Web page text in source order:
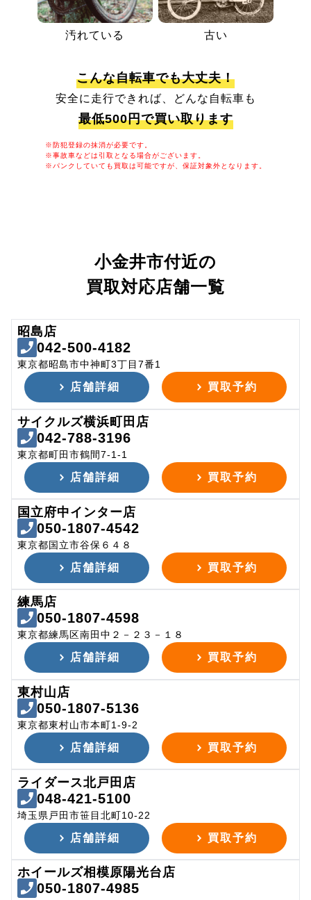
汚れている 古い
こんな自転車でも大丈夫！
安全に走行できれば、どんな自転車も
最低500円で買い取ります
※防犯登録の抹消が必要です。
※事故車などは引取となる場合がございます。
※パンクしていても買取は可能ですが、保証対象外となります。
小金井市付近の
買取対応店舗一覧
昭島店
042-500-4182
東京都昭島市中神町3丁目7番1
店舗詳細 買取予約
サイクルズ横浜町田店
042-788-3196
東京都町田市鶴間7-1-1
店舗詳細 買取予約
国立府中インター店
050-1807-4542
東京都国立市谷保６４８
店舗詳細 買取予約
練馬店
050-1807-4598
東京都練馬区南田中２－２３－１８
店舗詳細 買取予約
東村山店
050-1807-5136
東京都東村山市本町1-9-2
店舗詳細 買取予約
ライダース北戸田店
048-421-5100
埼玉県戸田市笹目北町10-22
店舗詳細 買取予約
ホイールズ相模原陽光台店
050-1807-4985